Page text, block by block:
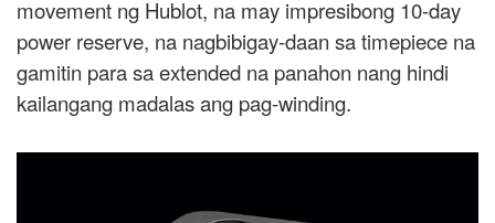
movement ng Hublot, na may impresibong 10-day
power reserve, na nagbibigay-daan sa timepiece na
gamitin para sa extended na panahon nang hindi
kailangang madalas ang pag-winding.